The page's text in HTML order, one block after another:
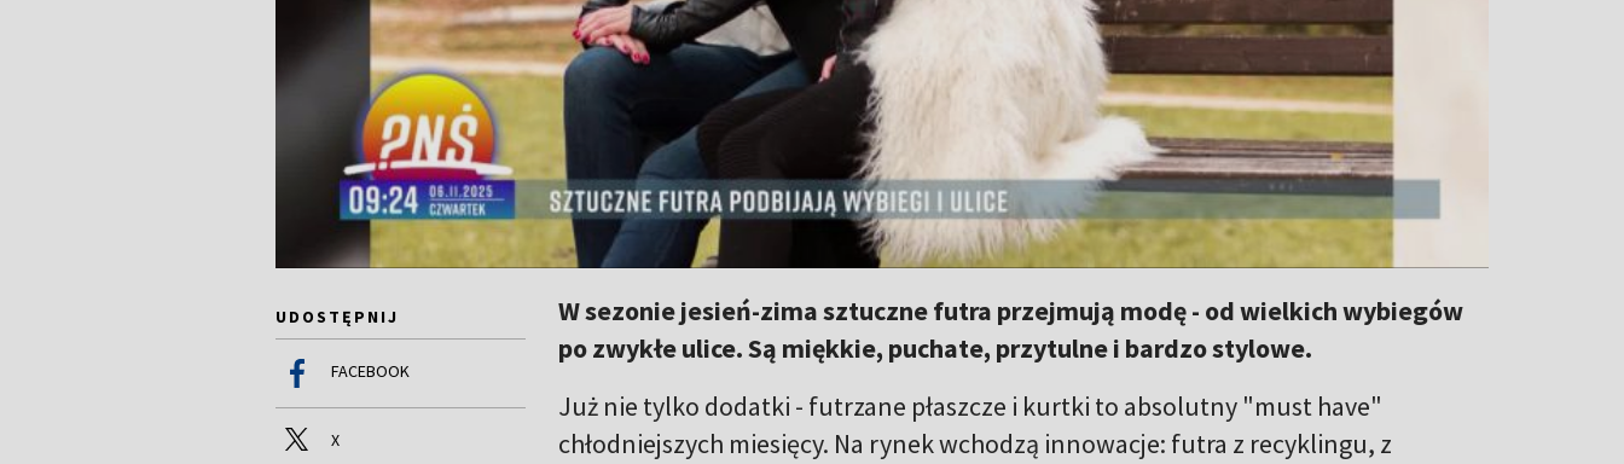
UDOSTĘPNIJ
FACEBOOK
X
W sezonie jesień-zima sztuczne futra przejmują modę - od wielkich wybiegów
po zwykłe ulice. Są miękkie, puchate, przytulne i bardzo stylowe.
Już nie tylko dodatki - futrzane płaszcze i kurtki to absolutny "must have"
chłodniejszych miesięcy. Na rynek wchodzą innowacje: futra z recyklingu, z